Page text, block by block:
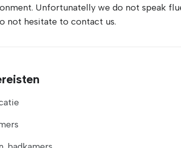
Unfortunatelly we do not speak
not hesitate to contact us.